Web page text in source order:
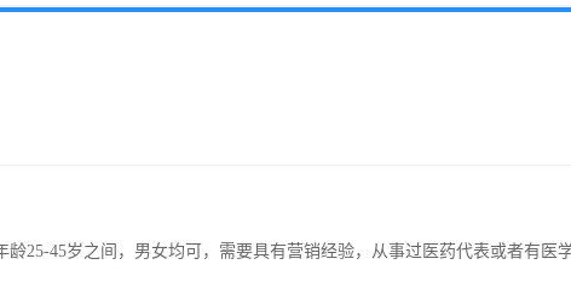
25-45岁之间，男女均可，需要具有营销经验，从事过医药代表或者有医